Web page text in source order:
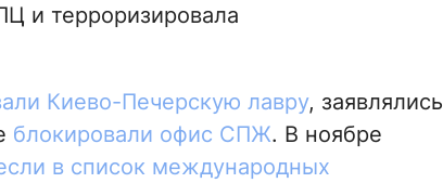
и терроризировала
Киево-Печерскую лавру, заявлялись
блокировали офис СПЖ. В ноябре
в список международных